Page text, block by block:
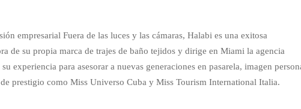
empresarial Fuera de las luces y las cámaras, Halabi es una exitosa
de su propia marca de trajes de baño tejidos y dirige en Miami la agencia
experiencia para asesorar a nuevas generaciones en pasarela, imagen
prestigio como Miss Universo Cuba y Miss Tourism International Italia.